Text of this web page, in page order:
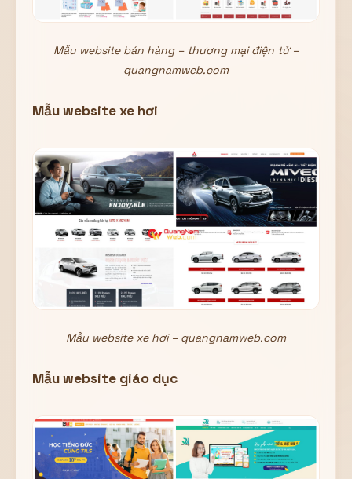
Mẫu website bán hàng – thương mại điện tử –
quangnamweb.com
Mẫu website xe hơi
Mẫu website xe hơi – quangnamweb.com
Mẫu website giáo dục